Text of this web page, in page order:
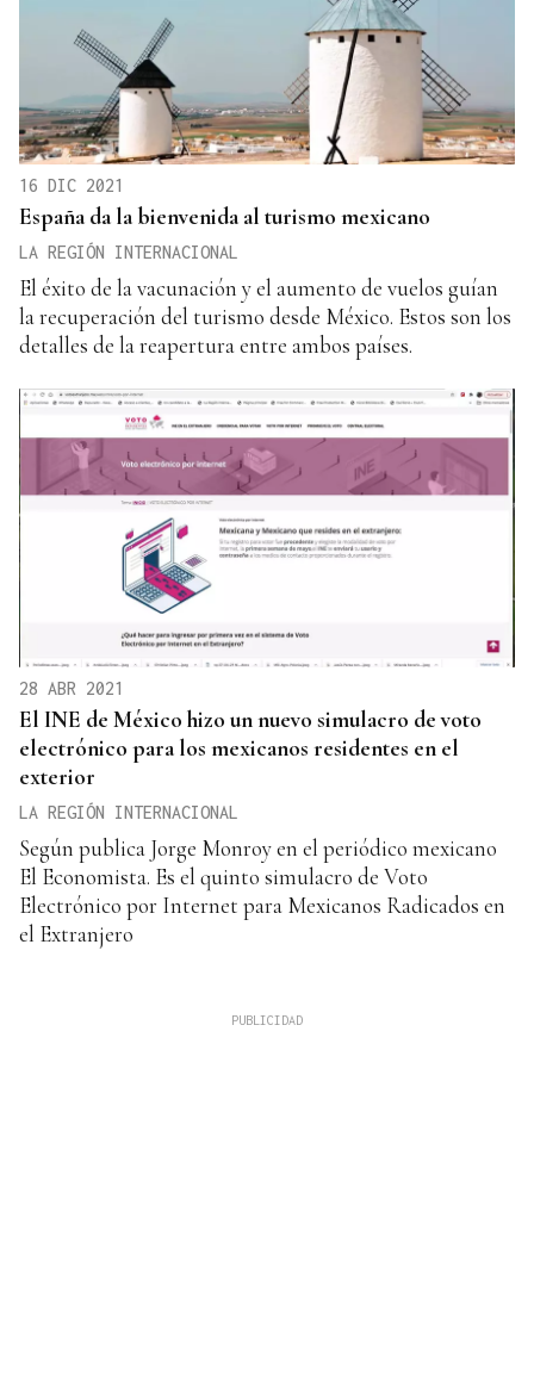
16 DIC 2021
España da la bienvenida al turismo mexicano
LA REGIÓN INTERNACIONAL
El éxito de la vacunación y el aumento de vuelos guían
la recuperación del turismo desde México. Estos son los
detalles de la reapertura entre ambos países.
28 ABR 2021
El INE de México hizo un nuevo simulacro de voto
electrónico para los mexicanos residentes en el
exterior
LA REGIÓN INTERNACIONAL
Según publica Jorge Monroy en el periódico mexicano
El Economista. Es el quinto simulacro de Voto
Electrónico por Internet para Mexicanos Radicados en
el Extranjero